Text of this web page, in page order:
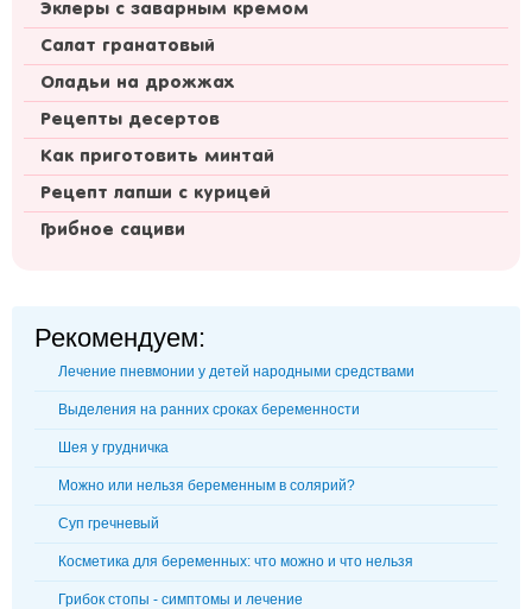
Эклеры с заварным кремом
Салат гранатовый
Оладьи на дрожжах
Рецепты десертов
Как приготовить минтай
Рецепт лапши с курицей
Грибное сациви
Рекомендуем:
Лечение пневмонии у детей народными средствами
Выделения на ранних сроках беременности
Шея у грудничка
Можно или нельзя беременным в солярий?
Суп гречневый
Косметика для беременных: что можно и что нельзя
Грибок стопы - симптомы и лечение